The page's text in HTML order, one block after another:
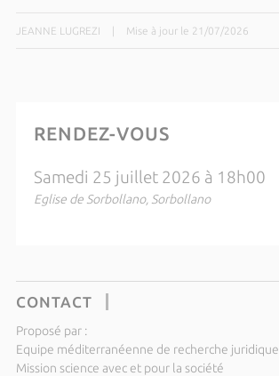
JEANNE LUGREZI Mise à jour le 21/07/2026
RENDEZ-VOUS
Samedi 25 juillet 2026 à 18h00
Eglise de Sorbollano, Sorbollano
CONTACT
Proposé par :
Equipe méditerranéenne de recherche juridique
Mission science avec et pour la société